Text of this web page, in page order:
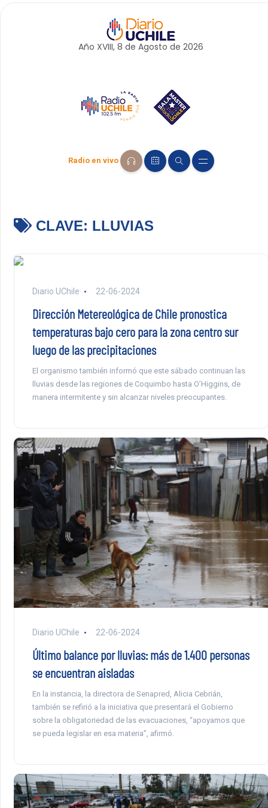
Año XVIII, 8 de Agosto de 2026
Radio en vivo
CLAVE: LLUVIAS
Diario UChile 22-06-2024
Dirección Metereológica de Chile pronostica
temperaturas bajo cero para la zona centro sur
luego de las precipitaciones
El organismo también informó que este sábado continuan las
lluvias desde las regiones de Coquimbo hasta O’Higgins, de
manera intermitente y sin alcanzar niveles preocupantes.
Diario UChile 22-06-2024
Último balance por lluvias: más de 1.400 personas
se encuentran aisladas
En la instancia, la directora de Senapred, Alicia Cebrián,
también se refirió a la iniciativa que presentará el Gobierno
sobre la obligatoriedad de las evacuaciones, “apoyamos que
se pueda legislar en esa materia”, afirmó.